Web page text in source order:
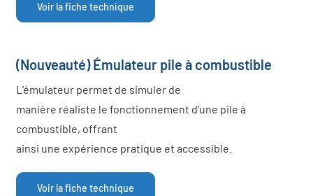
Voir la fiche technique
(Nouveauté) Émulateur pile à combustible
L’émulateur permet de simuler de
manière réaliste le fonctionnement d’une pile à
combustible, offrant
ainsi une expérience pratique et accessible.
Voir la fiche technique